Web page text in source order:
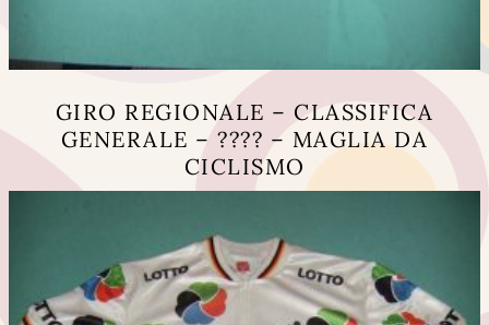
GIRO REGIONALE – CLASSIFICA
GENERALE – ???? – MAGLIA DA
CICLISMO
ha
più
varianti.